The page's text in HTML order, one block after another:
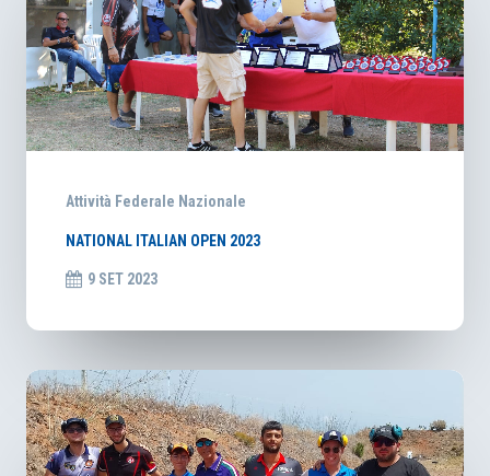
Attività Federale Nazionale
NATIONAL ITALIAN OPEN 2023
9 SET 2023